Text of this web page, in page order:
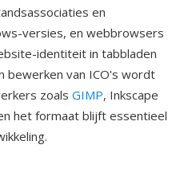
en
versies, en webbrowsers
identiteit in tabbladen
bewerken van ICO's wordt
zoals GIMP, Inkscape
het formaat blijft essentieel